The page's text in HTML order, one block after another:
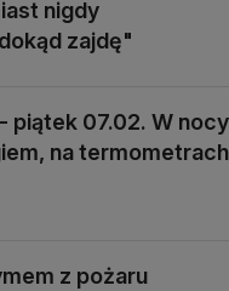
nigdy
zajdę"
piątek 07.02. W nocy
na termometrach
z pożaru